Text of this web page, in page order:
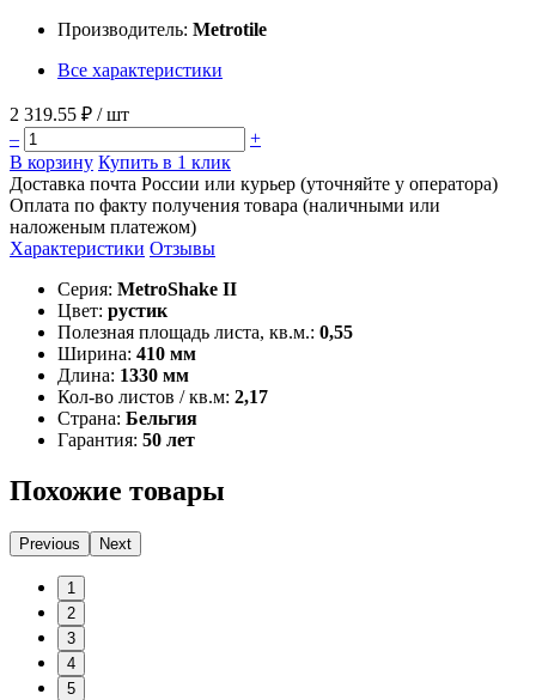
Производитель: Metrotile
Все характеристики
2 319.55 ₽ / шт
–
+
В корзину Купить в 1 клик
Доставка почта России или курьер (уточняйте у оператора)
Оплата по факту получения товара (наличными или
наложеным платежом)
Характеристики Отзывы
Серия: MetroShake II
Цвет: рустик
Полезная площадь листа, кв.м.: 0,55
Ширина: 410 мм
Длина: 1330 мм
Кол-во листов / кв.м: 2,17
Страна: Бельгия
Гарантия: 50 лет
Похожие товары
Previous Next
1
2
3
4
5